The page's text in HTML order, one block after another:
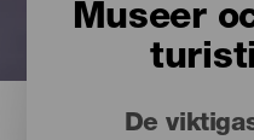
Museer
De